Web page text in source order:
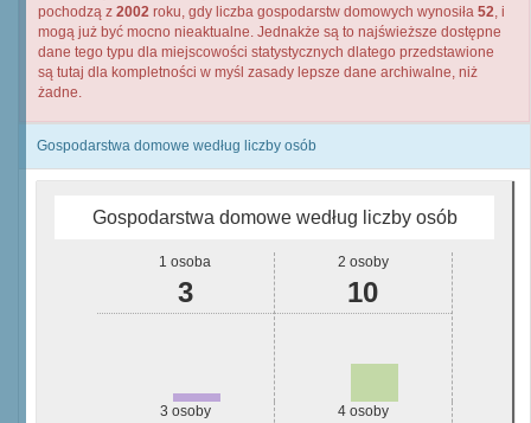
pochodzą z 2002 roku, gdy liczba gospodarstw domowych wynosiła 52, i
mogą już być mocno nieaktualne. Jednakże są to najświeższe dostępne
dane tego typu dla miejscowości statystycznych dlatego przedstawione
są tutaj dla kompletności w myśl zasady lepsze dane archiwalne, niż
żadne.
Gospodarstwa domowe według liczby osób
Gospodarstwa domowe według liczby osób
1 osoba
3
2 osoby
10
3 osoby 4 osoby